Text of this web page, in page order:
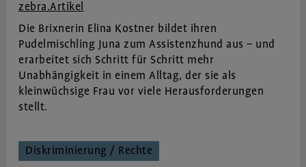
zebra.Artikel
Die Brixnerin Elina Kostner bildet ihren
Pudelmischling Juna zum Assistenzhund aus – und
erarbeitet sich Schritt für Schritt mehr
Unabhängigkeit in einem Alltag, der sie als
kleinwüchsige Frau vor viele Herausforderungen
stellt.
Diskriminierung / Rechte